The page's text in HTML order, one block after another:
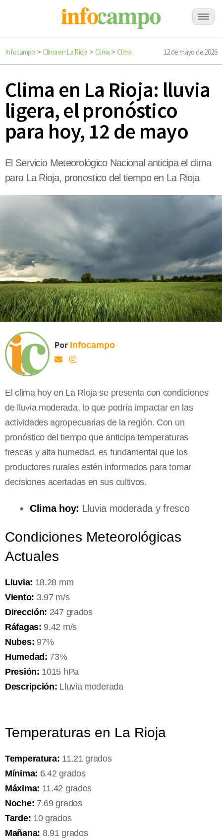
Infocampo > Clima en La Rioja > Clima>Clima 12 de mayo de 2026
Clima en La Rioja: lluvia
ligera, el pronóstico
para hoy, 12 de mayo
El Servicio Meteorológico Nacional anticipa el clima
para La Rioja, pronostico del tiempo en La Rioja
Por Infocampo
El clima hoy en La Rioja se presenta con condiciones
de lluvia moderada, lo que podría impactar en las
actividades agropecuarias de la región. Con un
pronóstico del tiempo que anticipa temperaturas
frescas y alta humedad, es fundamental que los
productores rurales estén informados para tomar
decisiones acertadas en sus cultivos.
Clima hoy: Lluvia moderada y fresco
Condiciones Meteorológicas
Actuales
Lluvia: 18.28 mm
Viento: 3.97 m/s
Dirección: 247 grados
Ráfagas: 9.42 m/s
Nubes: 97%
Humedad: 73%
Presión: 1015 hPa
Descripción: Lluvia moderada
Temperaturas en La Rioja
Temperatura: 11.21 grados
Mínima: 6.42 grados
Máxima: 11.42 grados
Noche: 7.69 grados
Tarde: 10 grados
Mañana: 8.91 grados